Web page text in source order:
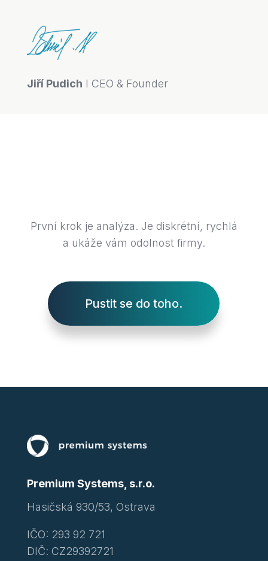
Jiří Pudich l CEO & Founder
První krok je analýza. Je diskrétní, rychlá
a ukáže vám odolnost firmy.
Pustit se do toho.
Premium Systems, s.r.o.
Hasičská 930/53, Ostrava
IČO: 293 92 721
DIČ: CZ29392721